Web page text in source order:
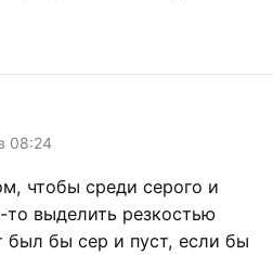
08:24
чтобы среди серого и
то выделить резкостью
был бы сер и пуст, если бы